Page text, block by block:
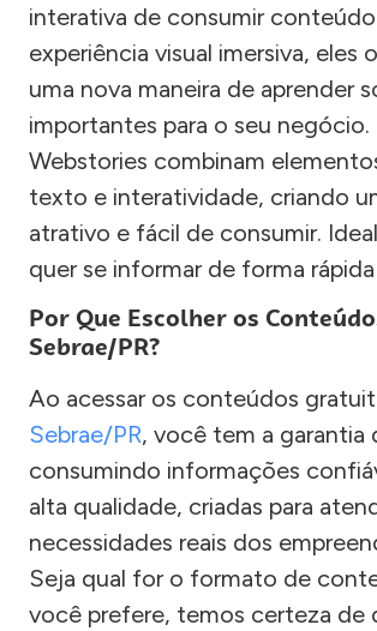
interativa de consumir
experiência visual imersiva, eles
uma nova maneira de aprender
importantes para o seu negócio.
Webstories combinam
texto e interatividade, criando
atrativo e fácil de consumir.
quer se informar de forma
Por Que Escolher os
Sebrae/PR?
Ao acessar os conteúdos
Sebrae/PR, você tem a garantia
consumindo informações
alta qualidade, criadas para
necessidades reais dos
Seja qual for o formato de
você prefere, temos certeza de